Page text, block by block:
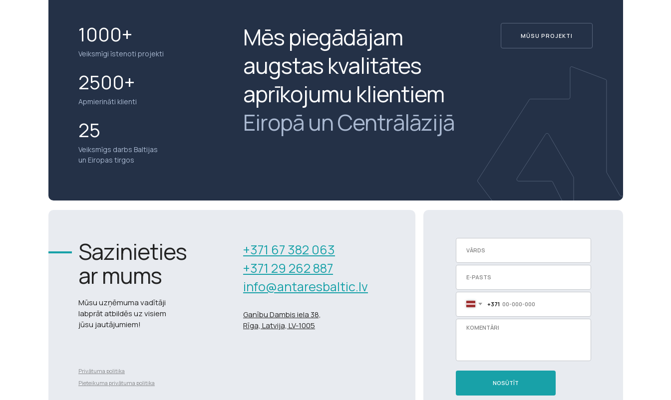
Mēs piegādājam
augstas kvalitātes
aprīkojumu klientiem
Eiropā un Centrālāzijā
1000+
Veiksmīgi īstenoti projekti
MŪSU PROJEKTI
25
Veiksmīgs darbs Baltijas
un Eiropas tirgos
2500+
Apmierināti klienti
Mūsu uzņēmuma vadītāji
labprāt atbildēs uz visiem
jūsu jautājumiem!
Sazinieties
ar mums
+371 67 382 063
+371 29 262 887
info@antaresbaltic.lv
Ganību Dambis iela 38,
Rīga, Latvija, LV-1005
Privātuma politika
Pieteikuma privātuma politika
+371
NOSŪTĪT
Разработка сайта